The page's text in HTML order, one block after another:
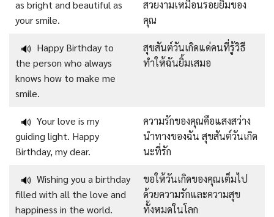
as bright and beautiful as
your smile.
สวยงามเหมือนรอยยิ้มของ
คุณ
🔊 Happy Birthday to
the person who always
knows how to make me
smile.
สุขสันต์วันเกิดแด่คนที่รู้วิธี
ทำให้ฉันยิ้มเสมอ
🔊 Your love is my
guiding light. Happy
Birthday, my dear.
ความรักของคุณคือแสงสว่าง
นำทางของฉัน สุขสันต์วันเกิด
นะที่รัก
🔊 Wishing you a birthday
filled with all the love and
happiness in the world.
ขอให้วันเกิดของคุณเต็มไป
ด้วยความรักและความสุข
ทั้งหมดในโลก